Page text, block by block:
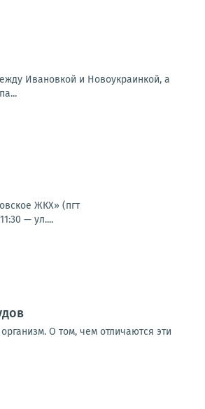
Ивановкой и Новоукраинкой, а
ЖКХ» (пгт
— ул....
О том, чем отличаются эти